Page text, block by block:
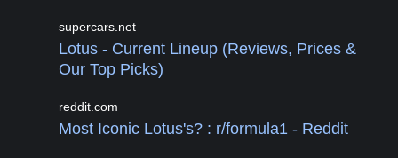
supercars.net
Lotus - Current Lineup (Reviews, Prices &
Our Top Picks)
reddit.com
Most Iconic Lotus's? : r/formula1 - Reddit